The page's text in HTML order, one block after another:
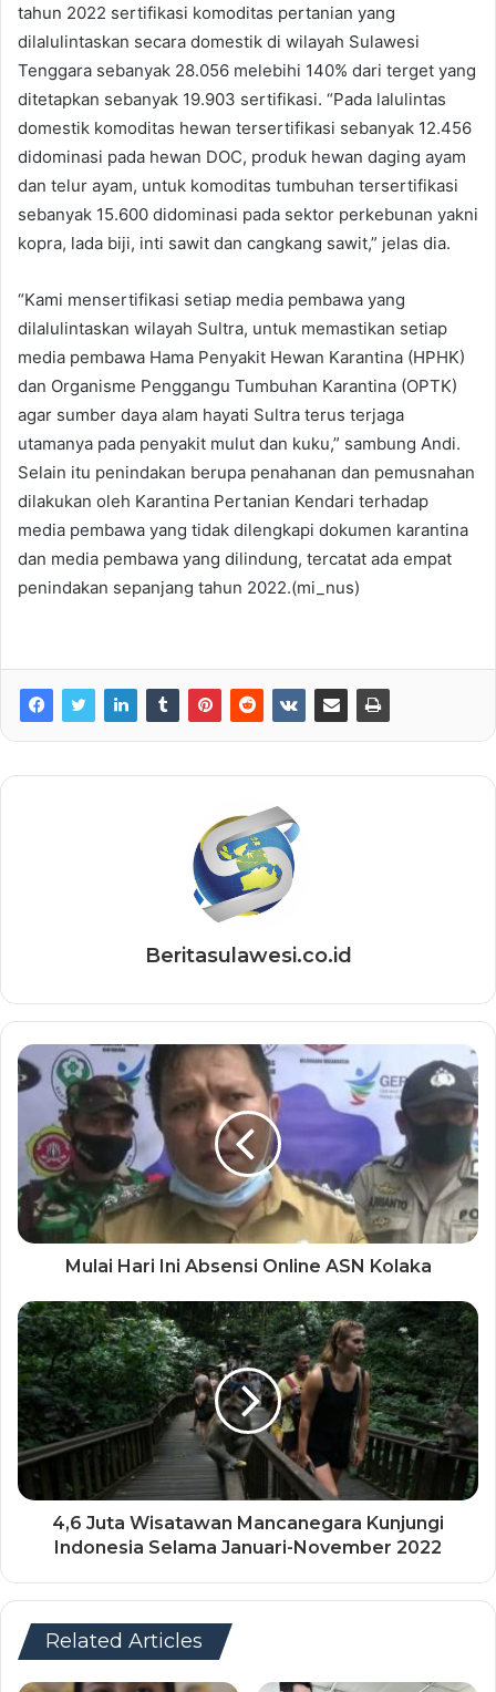
tahun 2022 sertifikasi komoditas pertanian yang
dilalulintaskan secara domestik di wilayah Sulawesi
Tenggara sebanyak 28.056 melebihi 140% dari terget yang
ditetapkan sebanyak 19.903 sertifikasi. “Pada lalulintas
domestik komoditas hewan tersertifikasi sebanyak 12.456
didominasi pada hewan DOC, produk hewan daging ayam
dan telur ayam, untuk komoditas tumbuhan tersertifikasi
sebanyak 15.600 didominasi pada sektor perkebunan yakni
kopra, lada biji, inti sawit dan cangkang sawit,” jelas dia.
“Kami mensertifikasi setiap media pembawa yang
dilalulintaskan wilayah Sultra, untuk memastikan setiap
media pembawa Hama Penyakit Hewan Karantina (HPHK)
dan Organisme Penggangu Tumbuhan Karantina (OPTK)
agar sumber daya alam hayati Sultra terus terjaga
utamanya pada penyakit mulut dan kuku,” sambung Andi.
Selain itu penindakan berupa penahanan dan pemusnahan
dilakukan oleh Karantina Pertanian Kendari terhadap
media pembawa yang tidak dilengkapi dokumen karantina
dan media pembawa yang dilindung, tercatat ada empat
penindakan sepanjang tahun 2022.(mi_nus)
Beritasulawesi.co.id
Mulai Hari Ini Absensi Online ASN Kolaka
4,6 Juta Wisatawan Mancanegara Kunjungi
Indonesia Selama Januari-November 2022
Related Articles